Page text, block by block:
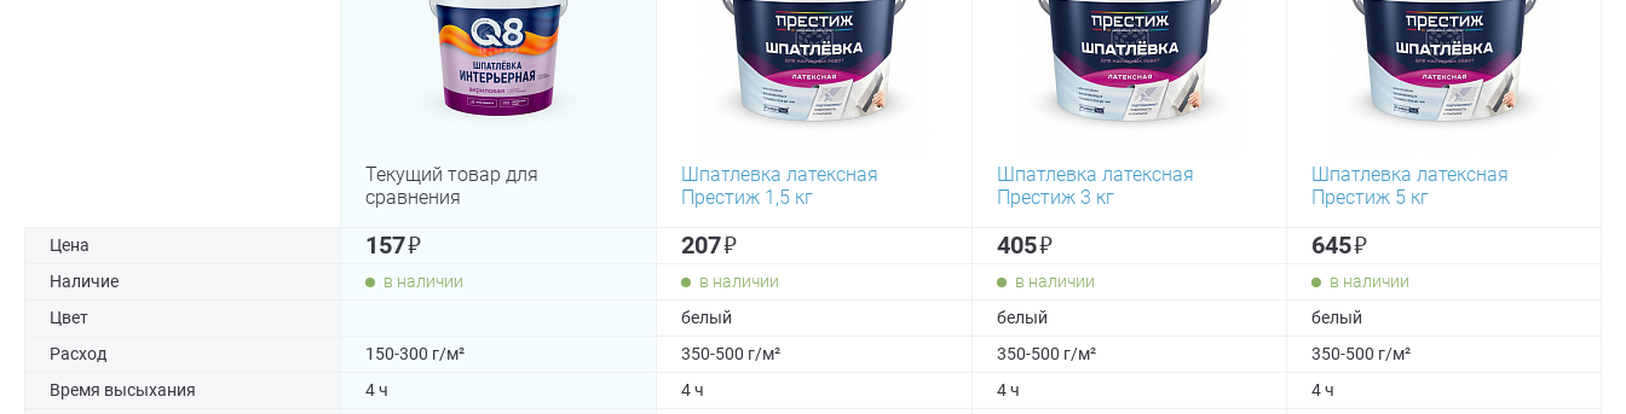
Текущий товар для
сравнения
Шпатлевка латексная
Престиж 1,5 кг
Шпатлевка латексная
Престиж 3 кг
Шпатлевка латексная
Престиж 5 кг
Цена 157₽ 207₽ 405₽ 645₽
Наличие в наличии в наличии в наличии
в наличии
Цвет
белый белый
белый
Расход
150-300 г/м² 350-500 г/м² 350-500 г/м²
350-500 г/м²
Время высыхания
4 ч 4 ч 4 ч
4 ч